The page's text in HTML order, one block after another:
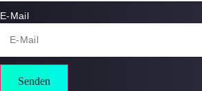
E-Mail
Senden